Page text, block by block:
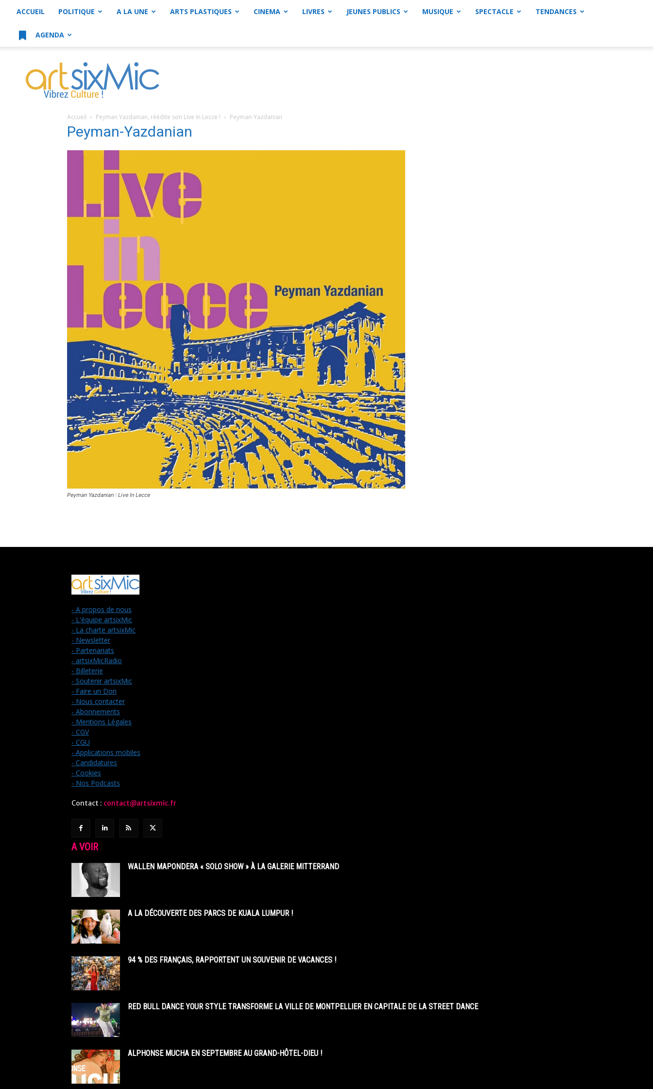
ACCUEIL POLITIQUE A LA UNE ARTS PLASTIQUES CINEMA LIVRES JEUNES PUBLICS MUSIQUE SPECTACLE TENDANCES
AGENDA
artsixMic
Accueil Peyman Yazdanian, réédite son Live In Lecce ! Peyman-Yazdanian
Peyman-Yazdanian
Peyman Yazdanian : Live In Lecce
- A propos de nous
- L'équipe artsixMic
- La charte artsixMic
- Newsletter
- Partenariats
- artsixMicRadio
- Billeterie
- Soutenir artsixMic
- Faire un Don
- Nous contacter
- Abonnements
- Mentions Légales
- CGV
- CGU
- Applications mobiles
- Candidatures
- Cookies
- Nos Podcasts
Contact : contact@artsixmic.fr
A VOIR
WALLEN MAPONDERA « SOLO SHOW » À LA GALERIE MITTERRAND
A LA DÉCOUVERTE DES PARCS DE KUALA LUMPUR !
94 % DES FRANÇAIS, RAPPORTENT UN SOUVENIR DE VACANCES !
RED BULL DANCE YOUR STYLE TRANSFORME LA VILLE DE MONTPELLIER EN CAPITALE DE LA STREET DANCE
ALPHONSE MUCHA EN SEPTEMBRE AU GRAND-HÔTEL-DIEU !